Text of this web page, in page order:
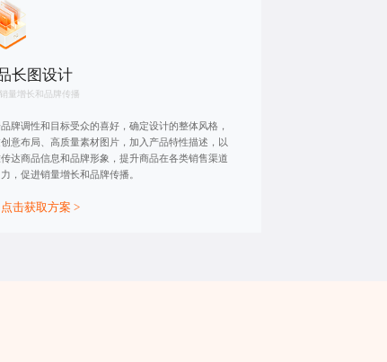
长图设计
量增长和品牌传播
牌调性和目标受众的喜好，确定设计的整体风格，
意布局、高质量素材图片，加入产品特性描述，以
达商品信息和品牌形象，提升商品在各类销售渠道
，促进销量增长和品牌传播。
点击获取方案 >